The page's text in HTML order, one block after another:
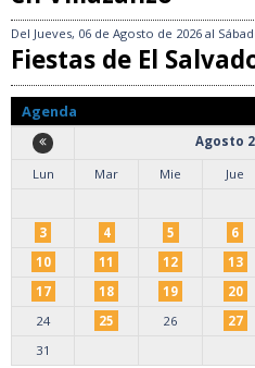
Del Jueves, 06 de Agosto de 2026 al
Fiestas de El
Agenda
Agosto
Lun
Mar Mie Jue
3
4 5 6
10
11 12 13
17
18 19 20
24
25 26 27
31